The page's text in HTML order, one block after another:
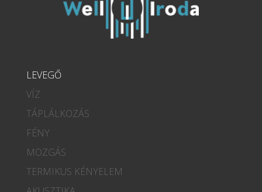
LEVEGŐ
VÍZ
TÁPLÁLKOZÁS
FÉNY
MOZGÁS
TERMIKUS KÉNYELEM